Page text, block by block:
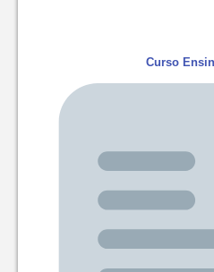
Curso